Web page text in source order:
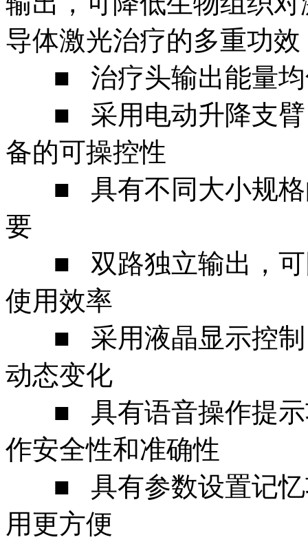
导体激光治疗的多重功效
■ 治疗头输出能量均
■ 采用电动升降支臂
备的可操控性
■ 具有不同大小规格
要
■ 双路独立输出，可
使用效率
■ 采用液晶显示控制
动态变化
■ 具有语音操作提示
作安全性和准确性
■ 具有参数设置记忆
用更方便